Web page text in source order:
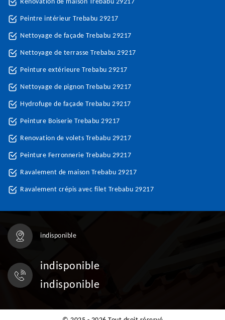
Rénovation de maison Trebabu 29217
Peintre intérieur Trebabu 29217
Nettoyage de façade Trebabu 29217
Nettoyage de terrasse Trebabu 29217
Peinture extérieure Trebabu 29217
Nettoyage de pignon Trebabu 29217
Hydrofuge de façade Trebabu 29217
Peinture Boiserie Trebabu 29217
Renovation de volets Trebabu 29217
Peinture Ferronnerie Trebabu 29217
Ravalement de maison Trebabu 29217
Ravalement crépis avec filet Trebabu 29217
indisponible
indisponible
indisponible